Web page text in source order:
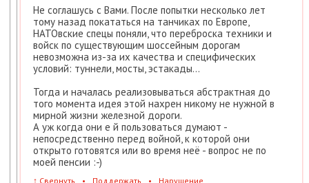
Не соглашусь с Вами. После попытки несколько лет
тому назад покататься на танчиках по Европе,
НАТОвские спецы поняли, что переброска техники и
войск по существующим шоссейным дорогам
невозможна из-за их качества и специфических
условий: туннели, мосты, эстакады...
Тогда и началась реализовываться абстрактная до
того момента идея этой нахрен никому не нужной в
мирной жизни железной дороги.
А уж когда они е й пользоваться думают -
непосредственно перед войной, к которой они
открыто готовятся или во время неё - вопрос не по
моей пенсии :-)
↑ Свернуть • Поддержать • Нарушение